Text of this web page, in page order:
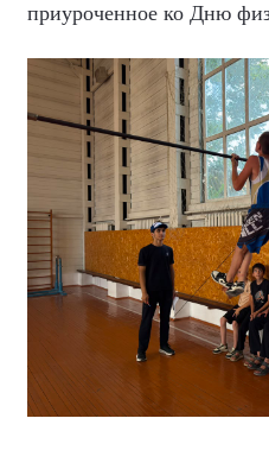
приуроченное ко Дню